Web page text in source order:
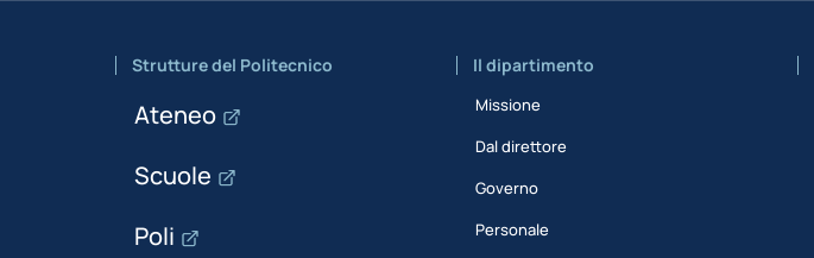
Strutture del Politecnico
Ateneo
Scuole
Poli
Il dipartimento
Missione
Dal direttore
Governo
Personale